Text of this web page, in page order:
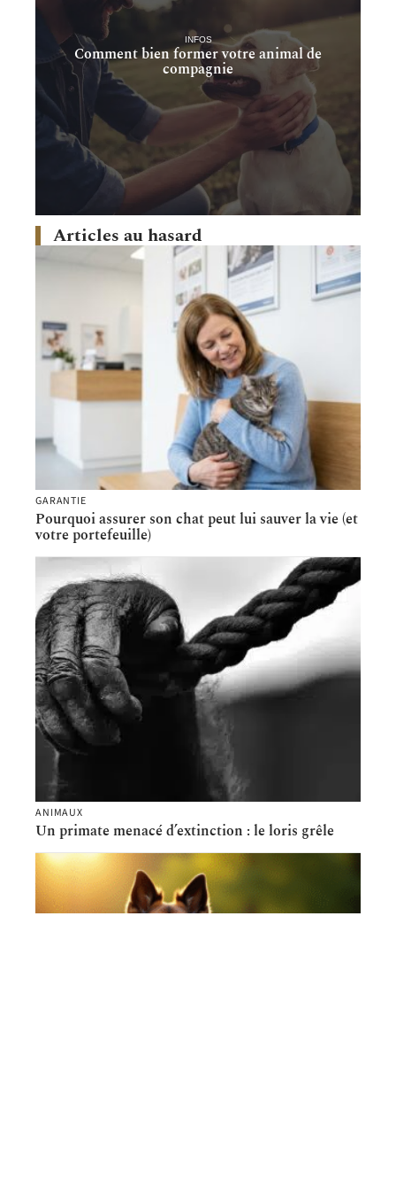
INFOS
Comment bien former votre animal de
compagnie
Articles au hasard
GARANTIE
Pourquoi assurer son chat peut lui sauver la vie (et
votre portefeuille)
ANIMAUX
Un primate menacé d’extinction : le loris grêle